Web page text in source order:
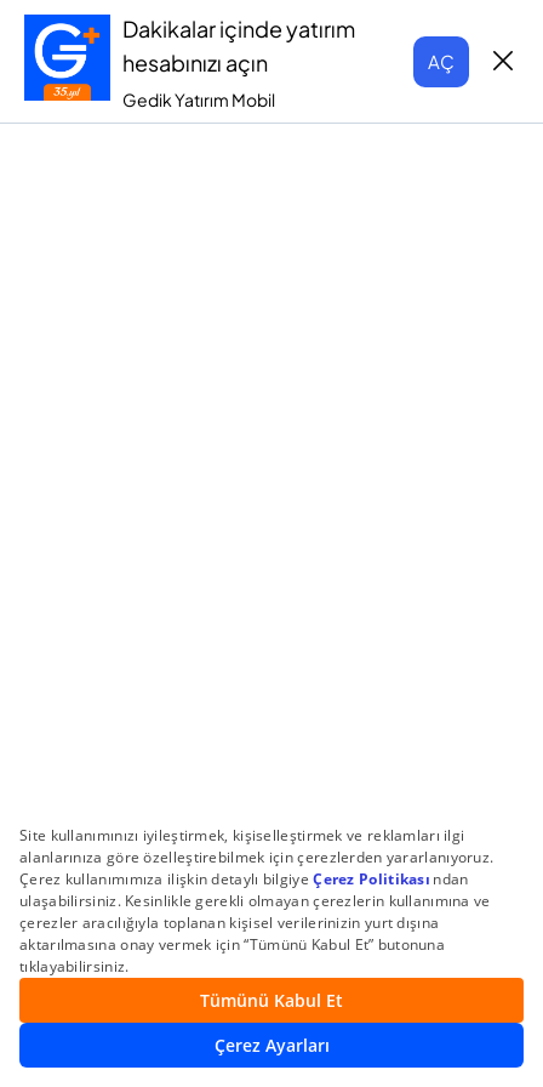
Dakikalar içinde yatırım
hesabınızı açın
Gedik Yatırım Mobil
AÇ